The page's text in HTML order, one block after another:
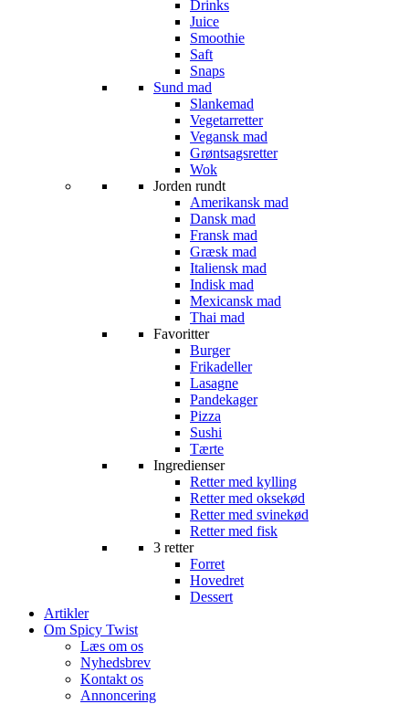
Drinks
Juice
Smoothie
Saft
Snaps
Sund mad
Slankemad
Vegetarretter
Vegansk mad
Grøntsagsretter
Wok
Jorden rundt
Amerikansk mad
Dansk mad
Fransk mad
Græsk mad
Italiensk mad
Indisk mad
Mexicansk mad
Thai mad
Favoritter
Burger
Frikadeller
Lasagne
Pandekager
Pizza
Sushi
Tærte
Ingredienser
Retter med kylling
Retter med oksekød
Retter med svinekød
Retter med fisk
3 retter
Forret
Hovedret
Dessert
Artikler
Om Spicy Twist
Læs om os
Nyhedsbrev
Kontakt os
Annoncering